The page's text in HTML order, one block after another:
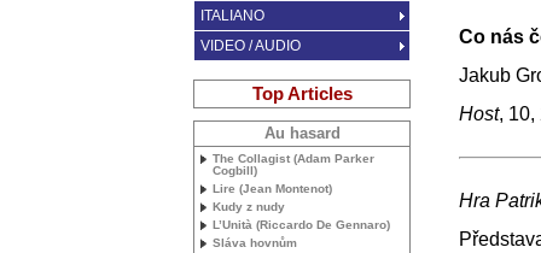
Co nás
Jakub
Host, 10,
Hra
ITALIANO
VIDEO / AUDIO
Top Articles
Au hasard
The Collagist (Adam Parker
Cogbill)
Lire (Jean Montenot)
Kudy z nudy
L’Unità (Riccardo De Gennaro)
Sláva hovnům